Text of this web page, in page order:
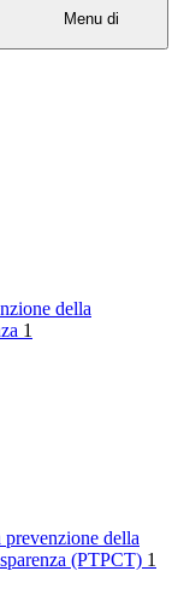
Menu di
della
1
della
(PTPCT) 1